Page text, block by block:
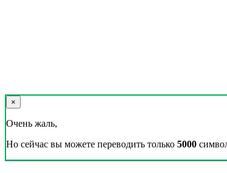
×
Очень жаль,
Но сейчас вы можете переводить только 5000